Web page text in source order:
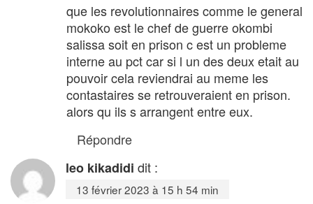
que les revolutionnaires comme le general
mokoko est le chef de guerre okombi
salissa soit en prison c est un probleme
interne au pct car si l un des deux etait au
pouvoir cela reviendrai au meme les
contastaires se retrouveraient en prison.
alors qu ils s arrangent entre eux.
Répondre
leo kikadidi dit :
13 février 2023 à 15 h 54 min